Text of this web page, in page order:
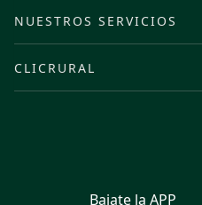
NUESTROS SERVICIOS
CLICRURAL
Bajate la APP